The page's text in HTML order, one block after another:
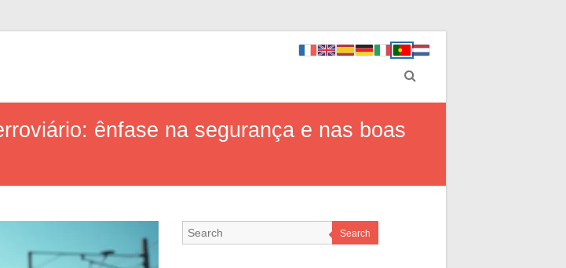
ênfase na segurança e nas boas
Search